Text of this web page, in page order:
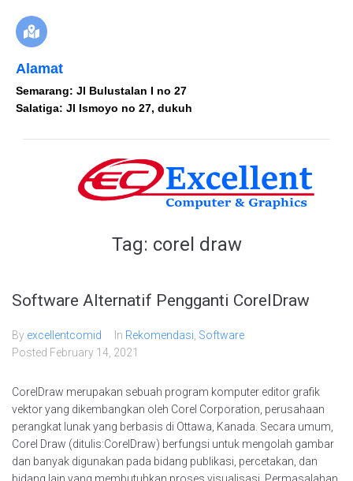
Alamat
Semarang: Jl Bulustalan I no 27
Salatiga: Jl Ismoyo no 27, dukuh
Tag: corel draw
Software Alternatif Pengganti CorelDraw
By excellentcomid In Rekomendasi Software
Posted February 14, 2021
CorelDraw merupakan sebuah program komputer editor grafik
vektor yang dikembangkan oleh Corel Corporation, perusahaan
perangkat lunak yang berbasis di Ottawa, Kanada. Secara umum,
Corel Draw (ditulis:CorelDraw) berfungsi untuk mengolah gambar
dan banyak digunakan pada bidang publikasi, percetakan, dan
bidang lain yang membutuhkan proses visualisasi. Permasalahan